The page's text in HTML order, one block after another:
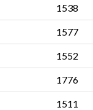
1538
1577
1552
1776
1511